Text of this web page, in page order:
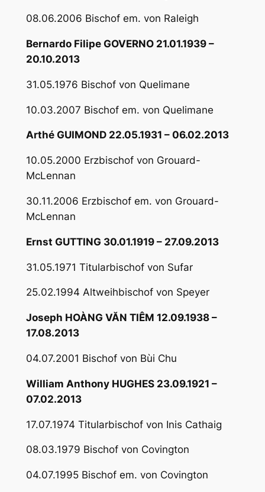
08.06.2006 Bischof em. von Raleigh
Bernardo Filipe GOVERNO 21.01.1939 –
20.10.2013
31.05.1976 Bischof von Quelimane
10.03.2007 Bischof em. von Quelimane
Arthé GUIMOND 22.05.1931 – 06.02.2013
10.05.2000 Erzbischof von Grouard-
McLennan
30.11.2006 Erzbischof em. von Grouard-
McLennan
Ernst GUTTING 30.01.1919 – 27.09.2013
31.05.1971 Titularbischof von Sufar
25.02.1994 Altweihbischof von Speyer
Joseph HOÀNG VĂN TIÊM 12.09.1938 –
17.08.2013
04.07.2001 Bischof von Bùi Chu
William Anthony HUGHES 23.09.1921 –
07.02.2013
17.07.1974 Titularbischof von Inis Cathaig
08.03.1979 Bischof von Covington
04.07.1995 Bischof em. von Covington